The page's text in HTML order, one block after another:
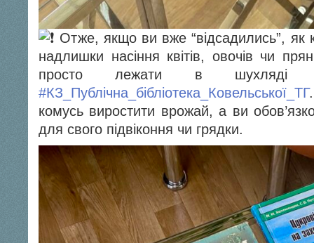
Отже, якщо ви вже “відсадились”, як
надлишки насіння квітів, овочів чи
просто лежати в
#КЗ_Публічна_бібліотека_Ковельської_ТГ
комусь виростити врожай, а ви
для свого підвіконня чи грядки.